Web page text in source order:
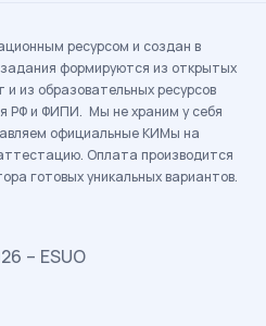
ресурсом и создан в
формируются из открытых
и из образовательных ресурсов
РФ и ФИПИ. Мы не храним у себя
официальные КИМы на
Оплата производится
готовых уникальных вариантов.
– ESUO